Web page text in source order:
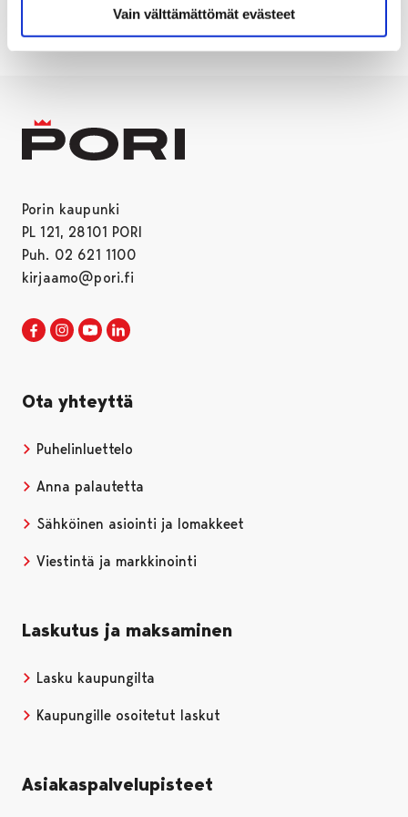
Vain välttämättömät evästeet
Porin kaupunki
PL 121, 28101 PORI
Puh. 02 621 1100
kirjaamo@pori.fi
Porin kaupunki Facebookissa
Avautuu uudessa välilehdessä
Porin kaupunki Instagramissa
Avautuu uudessa välilehdessä
Porin kaupunki Youtubessa
Avautuu uudessa välilehdessä
Ota yhteyttä
Puhelinluettelo
Anna palautetta
Sähköinen asiointi ja lomakkeet
Viestintä ja markkinointi
Laskutus ja maksaminen
Lasku kaupungilta
Kaupungille osoitetut laskut
Asiakaspalvelupisteet